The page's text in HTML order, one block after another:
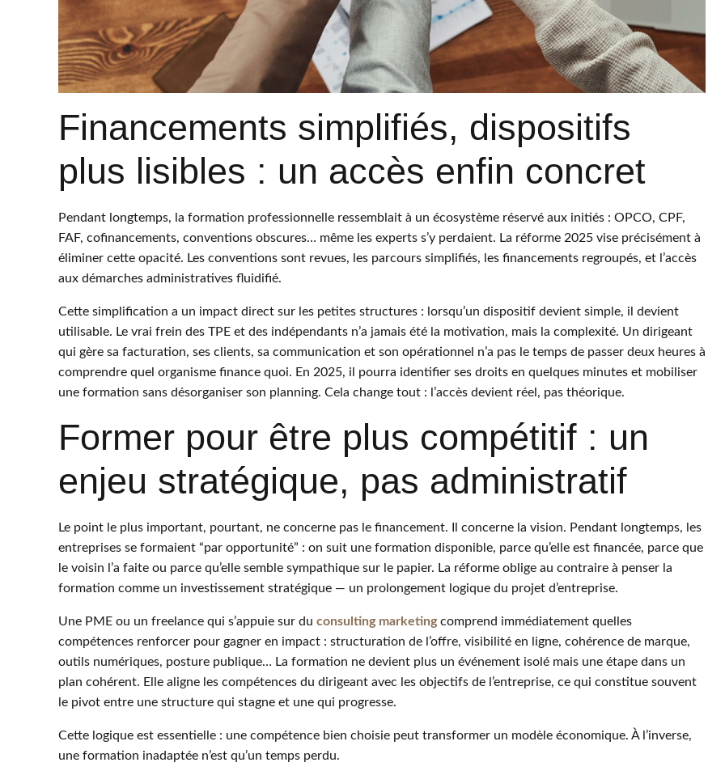
Financements simplifiés, dispositifs
plus lisibles : un accès enfin concret
Pendant longtemps, la formation professionnelle ressemblait à un écosystème réservé aux initiés : OPCO, CPF,
FAF, cofinancements, conventions obscures… même les experts s’y perdaient. La réforme 2025 vise précisément à
éliminer cette opacité. Les conventions sont revues, les parcours simplifiés, les financements regroupés, et l’accès
aux démarches administratives fluidifié.
Cette simplification a un impact direct sur les petites structures : lorsqu’un dispositif devient simple, il devient
utilisable. Le vrai frein des TPE et des indépendants n’a jamais été la motivation, mais la complexité. Un dirigeant
qui gère sa facturation, ses clients, sa communication et son opérationnel n’a pas le temps de passer deux heures à
comprendre quel organisme finance quoi. En 2025, il pourra identifier ses droits en quelques minutes et mobiliser
une formation sans désorganiser son planning. Cela change tout : l’accès devient réel, pas théorique.
Former pour être plus compétitif : un
enjeu stratégique, pas administratif
Le point le plus important, pourtant, ne concerne pas le financement. Il concerne la vision. Pendant longtemps, les
entreprises se formaient “par opportunité” : on suit une formation disponible, parce qu’elle est financée, parce que
le voisin l’a faite ou parce qu’elle semble sympathique sur le papier. La réforme oblige au contraire à penser la
formation comme un investissement stratégique — un prolongement logique du projet d’entreprise.
Une PME ou un freelance qui s’appuie sur du consulting marketingcomprend immédiatement quelles
compétences renforcer pour gagner en impact : structuration de l’offre, visibilité en ligne, cohérence de marque,
outils numériques, posture publique… La formation ne devient plus un événement isolé mais une étape dans un
plan cohérent. Elle aligne les compétences du dirigeant avec les objectifs de l’entreprise, ce qui constitue souvent
le pivot entre une structure qui stagne et une qui progresse.
Cette logique est essentielle : une compétence bien choisie peut transformer un modèle économique. À l’inverse,
une formation inadaptée n’est qu’un temps perdu.